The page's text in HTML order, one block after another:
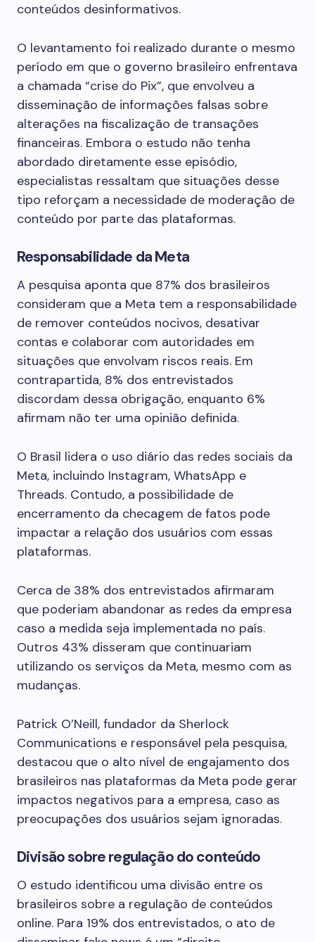
conteúdos desinformativos.
O levantamento foi realizado durante o mesmo
período em que o governo brasileiro enfrentava
a chamada “crise do Pix”, que envolveu a
disseminação de informações falsas sobre
alterações na fiscalização de transações
financeiras. Embora o estudo não tenha
abordado diretamente esse episódio,
especialistas ressaltam que situações desse
tipo reforçam a necessidade de moderação de
conteúdo por parte das plataformas.
Responsabilidade da Meta
A pesquisa aponta que 87% dos brasileiros
consideram que a Meta tem a responsabilidade
de remover conteúdos nocivos, desativar
contas e colaborar com autoridades em
situações que envolvam riscos reais. Em
contrapartida, 8% dos entrevistados
discordam dessa obrigação, enquanto 6%
afirmam não ter uma opinião definida.
O Brasil lidera o uso diário das redes sociais da
Meta, incluindo Instagram, WhatsApp e
Threads. Contudo, a possibilidade de
encerramento da checagem de fatos pode
impactar a relação dos usuários com essas
plataformas.
Cerca de 38% dos entrevistados afirmaram
que poderiam abandonar as redes da empresa
caso a medida seja implementada no país.
Outros 43% disseram que continuariam
utilizando os serviços da Meta, mesmo com as
mudanças.
Patrick O’Neill, fundador da Sherlock
Communications e responsável pela pesquisa,
destacou que o alto nível de engajamento dos
brasileiros nas plataformas da Meta pode gerar
impactos negativos para a empresa, caso as
preocupações dos usuários sejam ignoradas.
Divisão sobre regulação do conteúdo
O estudo identificou uma divisão entre os
brasileiros sobre a regulação de conteúdos
online. Para 19% dos entrevistados, o ato de